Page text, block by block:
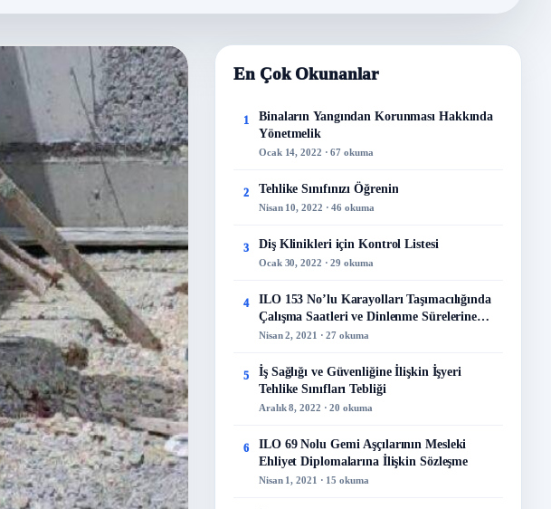
En Çok Okunanlar
1
Binaların Yangından Korunması Hakkında
Yönetmelik
Ocak 14, 2022 · 67 okuma
2 Tehlike Sınıfınızı Öğrenin
Nisan 10, 2022 · 46 okuma
3 Diş Klinikleri için Kontrol Listesi
Ocak 30, 2022 · 29 okuma
4
ILO 153 No’lu Karayolları Taşımacılığında
Çalışma Saatleri ve Dinlenme Sürelerine
İlişkin Sözleşme
Nisan 2, 2021 · 27 okuma
5
İş Sağlığı ve Güvenliğine İlişkin İşyeri
Tehlike Sınıfları Tebliği
Aralık 8, 2022 · 20 okuma
6
ILO 69 Nolu Gemi Aşçılarının Mesleki
Ehliyet Diplomalarına İlişkin Sözleşme
Nisan 1, 2021 · 15 okuma